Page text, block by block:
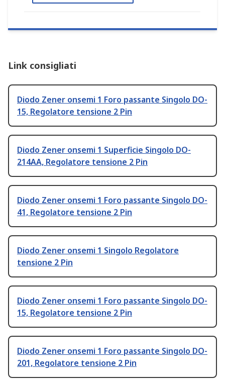
Link consigliati
Diodo Zener onsemi 1 Foro passante Singolo DO-
15, Regolatore tensione 2 Pin
Diodo Zener onsemi 1 Superficie Singolo DO-
214AA, Regolatore tensione 2 Pin
Diodo Zener onsemi 1 Foro passante Singolo DO-
41, Regolatore tensione 2 Pin
Diodo Zener onsemi 1 Singolo Regolatore
tensione 2 Pin
Diodo Zener onsemi 1 Foro passante Singolo DO-
15, Regolatore tensione 2 Pin
Diodo Zener onsemi 1 Foro passante Singolo DO-
201, Regolatore tensione 2 Pin